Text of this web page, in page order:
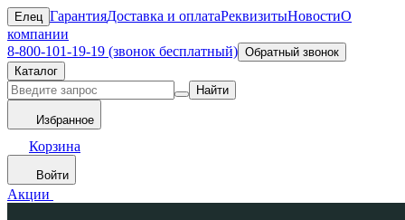
Елец ГарантияДоставка и оплатаРеквизитыНовостиО
компании
8-800-101-19-19 (звонок бесплатный) Обратный звонок
Каталог
Найти
Избранное
Корзина
Войти
Акции